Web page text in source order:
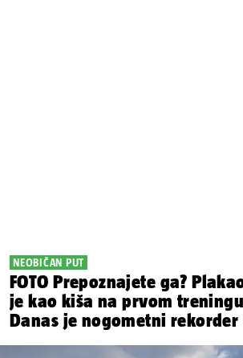
NEOBIČAN PUT
FOTO Prepoznajete ga?
je kao kiša na prvom
Danas je nogometni rekorder